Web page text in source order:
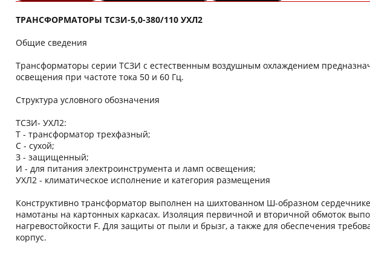
ТРАНСФОРМАТОРЫ ТСЗИ-5,0-380/110 УХЛ2
Общие сведения
Трансформаторы серии ТСЗИ с естественным воздушным охлаждением
освещения при частоте тока 50 и 60 Гц.
Структура условного обозначения
ТСЗИ- УХЛ2:
Т - трансформатор трехфазный;
С - сухой;
З - защищенный;
И - для питания электроинструмента и ламп освещения;
УХЛ2 - климатическое исполнение и категория размещения
Конструктивно трансформатор выполнен на шихтованном Ш-образном
намотаны на картонных каркасах. Изоляция первичной и вторичной обмоток
нагревостойкости F. Для защиты от пыли и брызг, а также для обеспечения
корпус.